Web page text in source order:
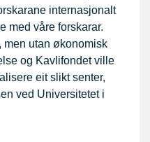
internasjonalt
med våre forskarar.
men utan økonomisk
og Kavlifondet ville
eit slikt senter,
ved Universitetet i